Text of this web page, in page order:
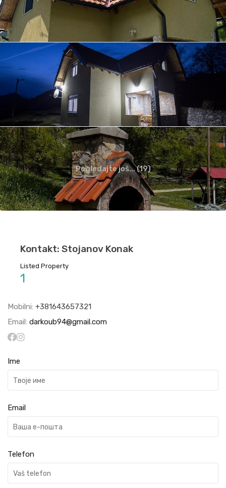
Pogledajte još... (19)
Kontakt: Stojanov Konak
Listed Property
1
Mobilni: +381643657321
Email: darkoub94@gmail.com
Ime
Email
Telefon